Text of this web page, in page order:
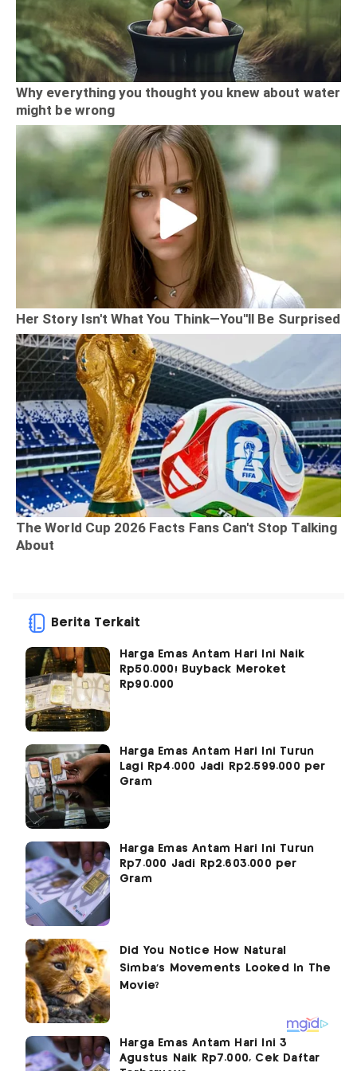
Berita Terkait
Harga Emas Antam Hari Ini Naik
Rp50.000! Buyback Meroket
Rp90.000
Harga Emas Antam Hari Ini Turun
Lagi Rp4.000 Jadi Rp2.599.000 per
Gram
Harga Emas Antam Hari Ini Turun
Rp7.000 Jadi Rp2.603.000 per
Gram
Harga Emas Antam Hari Ini 3
Agustus Naik Rp7.000, Cek Daftar